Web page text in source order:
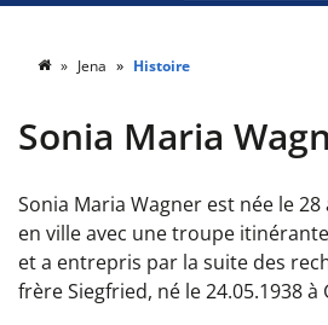
Jena Histoire
Sonia Maria
Sonia Maria Wagner est née le
en ville avec une troupe
et a entrepris par la suite des
frère Siegfried, né le 24.05.1938 à